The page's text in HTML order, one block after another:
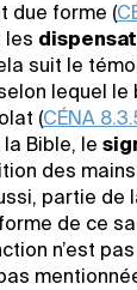
due forme (
les
suit le
lequel le
(CÉNA
Bible, le
des
partie de
de ce
n’est
pas